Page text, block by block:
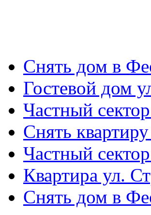
Снять дом в
Гостевой дом
Частный
Снять
Частный
Квартира ул.
Снять дом в